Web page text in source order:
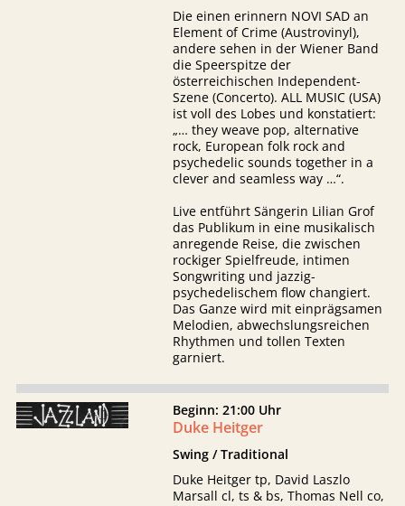
Die einen erinnern NOVI SAD an
Element of Crime (Austrovinyl),
andere sehen in der Wiener Band
die Speerspitze der
österreichischen Independent-
Szene (Concerto). ALL MUSIC (USA)
ist voll des Lobes und konstatiert:
„… they weave pop, alternative
rock, European folk rock and
psychedelic sounds together in a
clever and seamless way …“.
Live entführt Sängerin Lilian Grof
das Publikum in eine musikalisch
anregende Reise, die zwischen
rockiger Spielfreude, intimen
Songwriting und jazzig-
psychedelischem flow changiert.
Das Ganze wird mit einprägsamen
Melodien, abwechslungsreichen
Rhythmen und tollen Texten
garniert.
Beginn: 21:00 Uhr
Duke Heitger
Swing / Traditional
Duke Heitger tp, David Laszlo
Marsall cl, ts & bs, Thomas Nell co,